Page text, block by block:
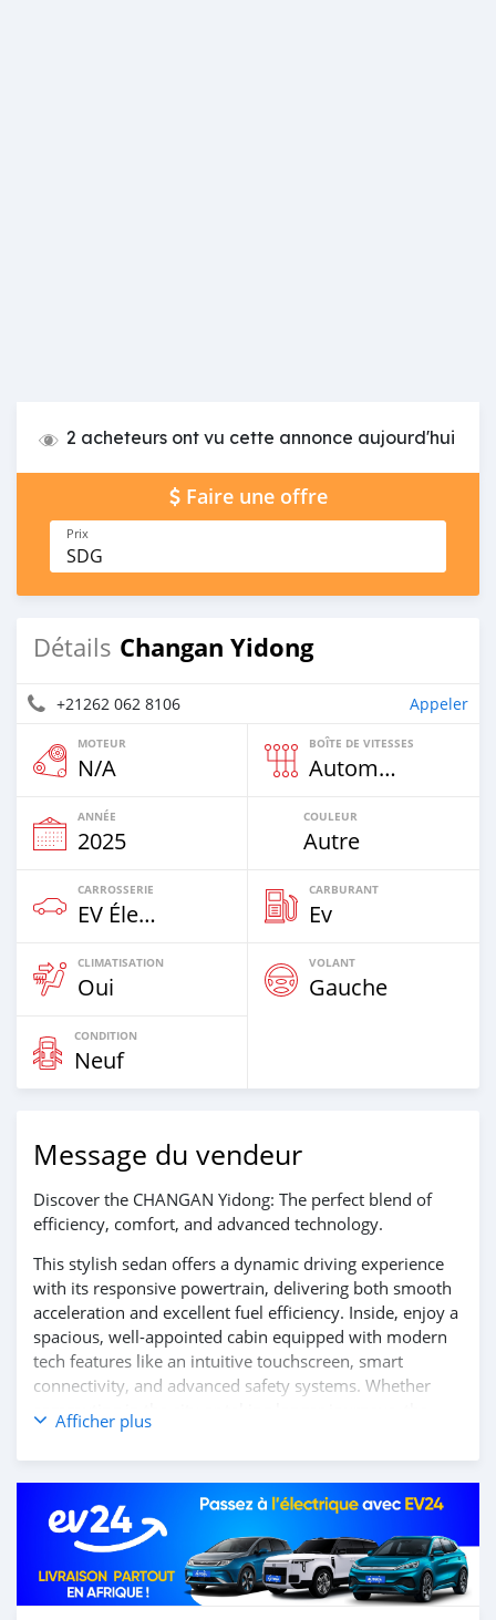
2 acheteurs ont vu cette annonce aujourd'hui
Faire une offre
Prix
SDG
Détails Changan Yidong
+21262 062 8106 Appeler
MOTEUR
N/A
BOÎTE DE VITESSES
Automatique
ANNÉE
2025
COULEUR
Autre
CARROSSERIE
EV Électrique
CARBURANT
Ev
CLIMATISATION
Oui
VOLANT
Gauche
CONDITION
Neuf
Message du vendeur
Discover the CHANGAN Yidong: The perfect blend of
efficiency, comfort, and advanced technology.
This stylish sedan offers a dynamic driving experience
with its responsive powertrain, delivering both smooth
acceleration and excellent fuel efficiency. Inside, enjoy a
spacious, well-appointed cabin equipped with modern
tech features like an intuitive touchscreen, smart
connectivity, and advanced safety systems. Whether
commuting in the city or taking longer journeys, the
CHANGAN Yidong ensures a comfortable and reliable
ride every time.
Contact us today to learn more and schedule your test
drive!
Afficher plus